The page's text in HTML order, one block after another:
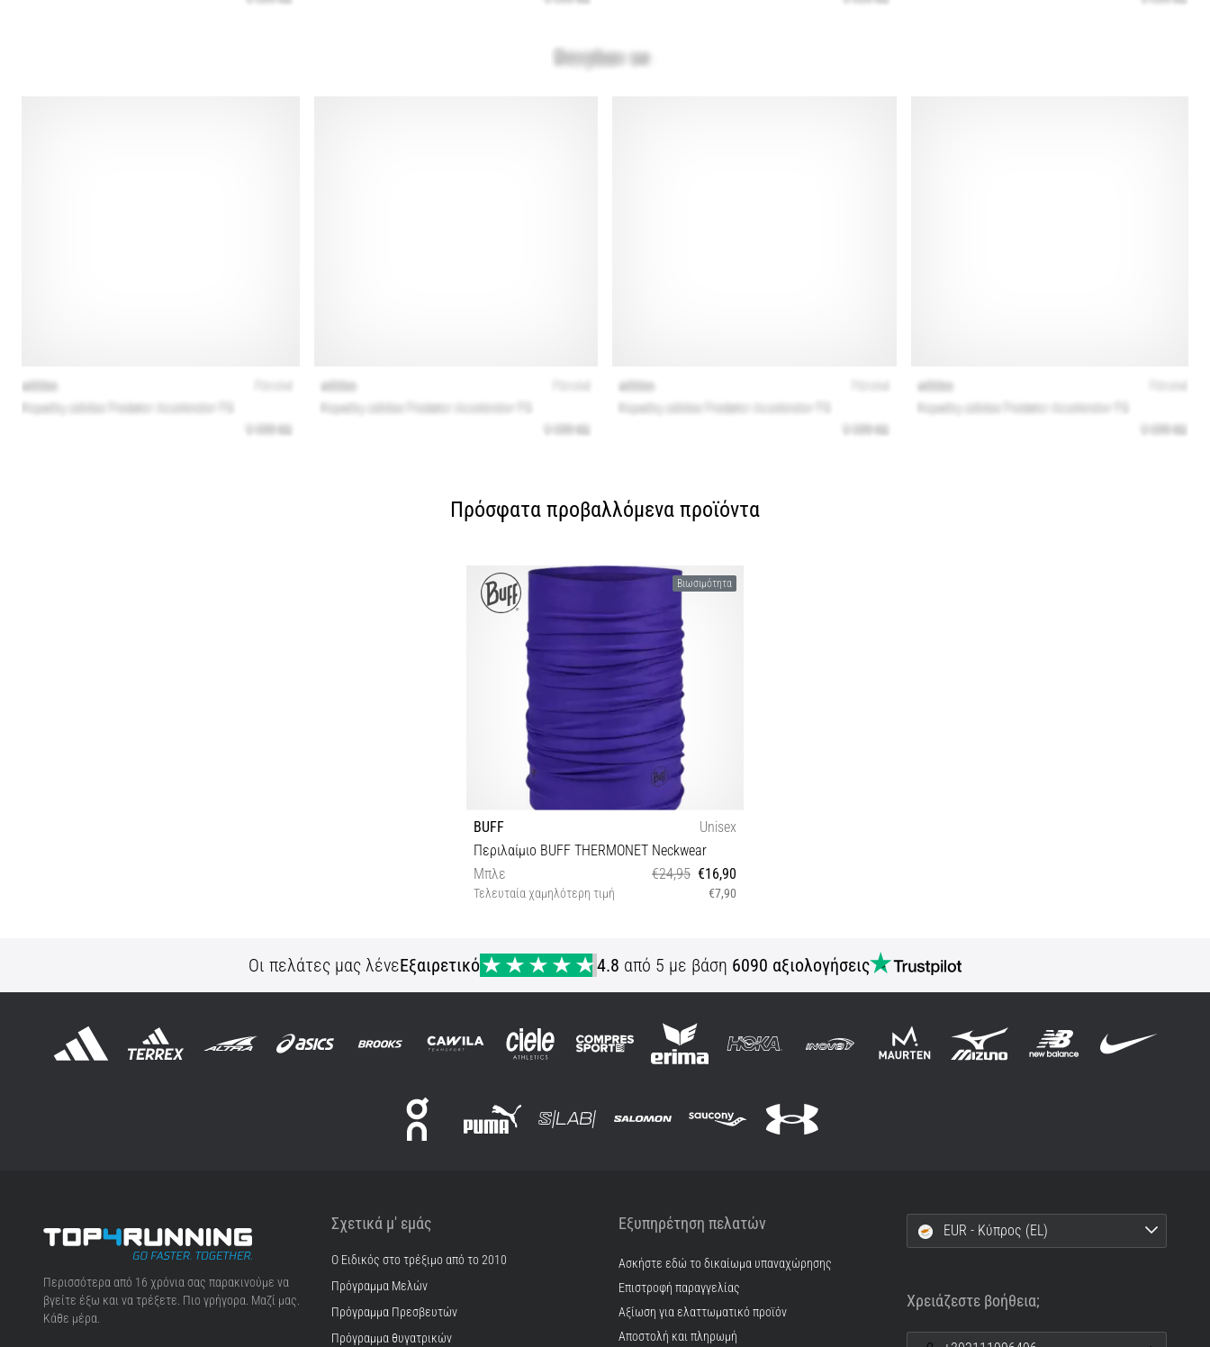
Πρόσφατα προβαλλόμενα προϊόντα
Βιωσιμότητα
BUFF
Unisex
Περιλαίμιο BUFF THERMONET Neckwear
Μπλε
€24,95 €16,90
Τελευταία χαμηλότερη τιμή €7,90
Οι πελάτες μας λένεΕξαιρετικό 4.8 από 5 με βάση 6090 αξιολογήσεις
Top4Running.cy
Περισσότερα από 16 χρόνια σας παρακινούμε να
βγείτε έξω και να τρέξετε. Πιο γρήγορα. Μαζί μας.
Κάθε μέρα.
Σχετικά μ' εμάς
Ο Ειδικός στο τρέξιμο από το 2010
Πρόγραμμα Μελών
Πρόγραμμα Πρεσβευτών
Πρόγραμμα θυγατρικών
Εξυπηρέτηση πελατών
Ασκήστε εδώ το δικαίωμα υπαναχώρησης
Επιστροφή παραγγελίας
Αξίωση για ελαττωματικό προϊόν
Αποστολή και πληρωμή
EUR - Κύπρος (EL)
Χρειάζεστε βοήθεια;